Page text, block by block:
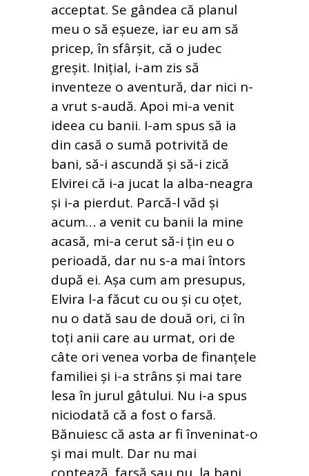
acceptat. Se gândea că planul
meu o să eșueze, iar eu am să
pricep, în sfârșit, că o judec
greșit. Inițial, i-am zis să
inventeze o aventură, dar nici n-
a vrut s-audă. Apoi mi-a venit
ideea cu banii. I-am spus să ia
din casă o sumă potrivită de
bani, să-i ascundă și să-i zică
Elvirei că i-a jucat la alba-neagra
și i-a pierdut. Parcă-l văd și
acum… a venit cu banii la mine
acasă, mi-a cerut să-i țin eu o
perioadă, dar nu s-a mai întors
după ei. Așa cum am presupus,
Elvira l-a făcut cu ou și cu oțet,
nu o dată sau de două ori, ci în
toți anii care au urmat, ori de
câte ori venea vorba de finanțele
familiei și i-a strâns și mai tare
lesa în jurul gâtului. Nu i-a spus
niciodată că a fost o farsă.
Bănuiesc că asta ar fi înveninat-o
și mai mult. Dar nu mai